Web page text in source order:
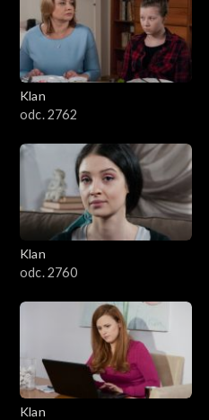
Klan
odc. 2762
Klan
odc. 2760
Klan